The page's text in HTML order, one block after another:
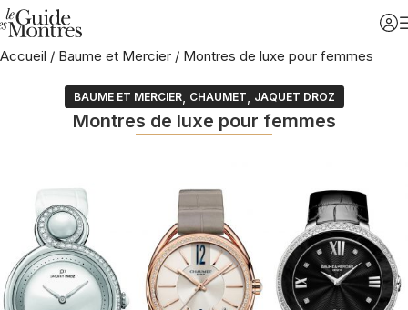
Accueil / Baume et Mercier / Montres de luxe pour femmes
BAUME ET MERCIER, CHAUMET, JAQUET DROZ
Montres de luxe pour femmes